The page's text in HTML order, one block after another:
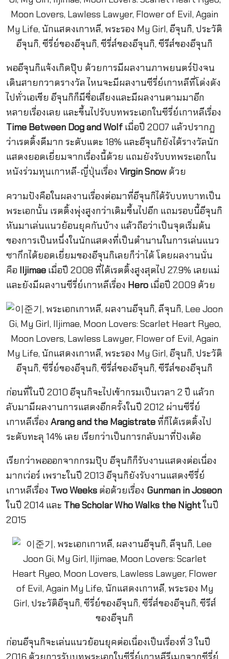
พออีจุนกิแจ้งเกิดปุ๊บ ด้วยการมีผลงานภาพยนตร์ปังจน
เดินสายกวาดรางวัล ไหนจะมีผลงานซีรี่ย์เกาหลีที่โด่งดัง
ไปทั่วเอเชีย อีจุนกิก็มีชื่อเสียงและมีผลงานตามมาอีก
หลายเรื่องเลย และขึ้นไปรับบทพระเอกในซีรี่ย์เกาหลีเรื่อง
Time Between Dog and Wolfเมื่อปี 2007 แล้วปรากฏ
ว่าเรตติ้งดีมาก ระดับแตะ 18% และอีจุนกิยังได้รางวัลนัก
แสดงยอดเยี่ยมจากเรื่องนี้ด้วย แถมยังรับบทพระเอกใน
หนังร่วมทุนเกาหลี-ญี่ปุ่นเรื่อง Virgin Snowด้วย
ความปังคือในผลงานเรื่องต่อมาที่อีจุนกิได้รับบทบาทเป็น
พระเอกนั้น เรตติ้งพุ่งสูงกว่าเดิมขึ้นไปอีก แถมรอบนี้อีจุนกิ
หันมาเล่นแนวย้อนยุคกันบ้าง แล้วถือว่าเป็นจุดเริ่มต้น
ของการเป็นหนึ่งในนักแสดงที่เป็นตำนานในการเล่นแนว
ซากึกได้ยอดเยี่ยมของอีจุนกิเลยก็ว่าได้ โดยผลงานนั่น
คือ Iljimaeเมื่อปี 2008 ที่ได้เรตติ้งสูงสุดไป 27.9% เลยแม่
และยังมีผลงานซีรี่ย์เกาหลีเรื่อง Heroเมื่อปี 2009 ด้วย
ก่อนที่ในปี 2010 อีจุนกิจะไปเข้ากรมเป็นเวลา 2 ปี แล้วก
ลับมามีผลงานการแสดงอีกครั้งในปี 2012 ผ่านซีรี่ย์
เกาหลีเรื่อง Arang and the Magistrateที่ก็ได้เรตติ้งไป
ระดับทะลุ 14% เลย เรียกว่าเป็นการกลับมาที่ปังเด้อ
เรียกว่าพอออกจากกรมปุ๊บ อีจุนกิก็รับงานแสดงต่อเนื่อง
มากเว่อร์ เพราะในปี 2013 อีจุนกิยังรับงานแสดงซีรี่ย์
เกาหลีเรื่อง Two Weeksต่อด้วยเรื่อง Gunman in Joseon
ในปี 2014 และ The Scholar Who Walks the Nightในปี
2015
ก่อนอีจุนกิจะเล่นแนวย้อนยุคต่อเนื่องเป็นเรื่องที่ 3 ในปี